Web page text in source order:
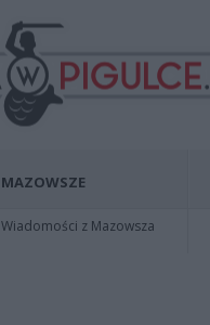
MAZOWSZE
Wiadomości z Mazowsza